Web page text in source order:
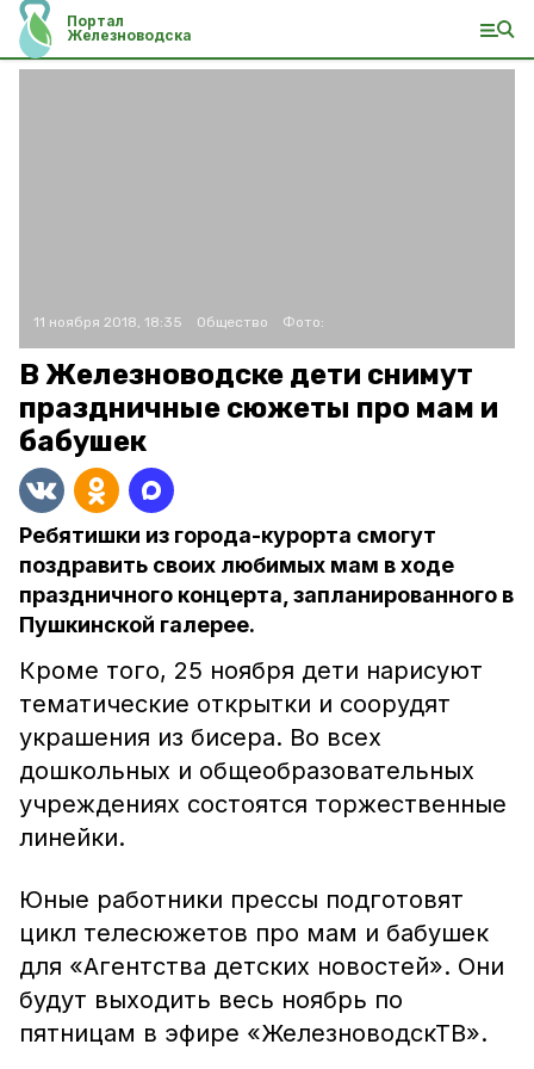
Портал
Железноводска
11 ноября 2018, 18:35 Общество Фото:
В Железноводске дети снимут
праздничные сюжеты про мам и
бабушек
Ребятишки из города-курорта смогут
поздравить своих любимых мам в ходе
праздничного концерта, запланированного в
Пушкинской галерее.
Кроме того, 25 ноября дети нарисуют
тематические открытки и соорудят
украшения из бисера. Во всех
дошкольных и общеобразовательных
учреждениях состоятся торжественные
линейки.
Юные работники прессы подготовят
цикл телесюжетов про мам и бабушек
для «Агентства детских новостей». Они
будут выходить весь ноябрь по
пятницам в эфире «ЖелезноводскТВ».